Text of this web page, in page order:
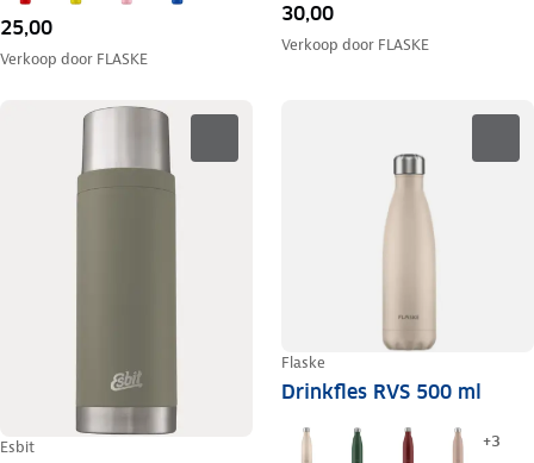
25,00
Verkoop door FLASKE
30,00
Verkoop door FLASKE
Esbit
Flaske
Drinkfles RVS 500 ml
+3